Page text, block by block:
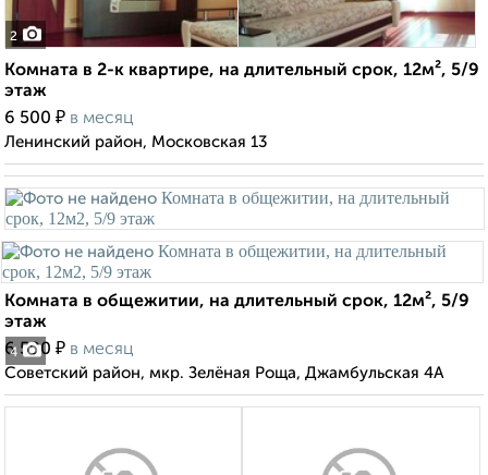
2
Комната в 2-к квартире, на длительный срок, 12м², 5/9
этаж
6 500 ₽ в месяц
Ленинский район, Московская 13
4
Комната в общежитии, на длительный срок, 12м², 5/9
этаж
6 500 ₽ в месяц
Советский район, мкр. Зелёная Роща, Джамбульская 4А